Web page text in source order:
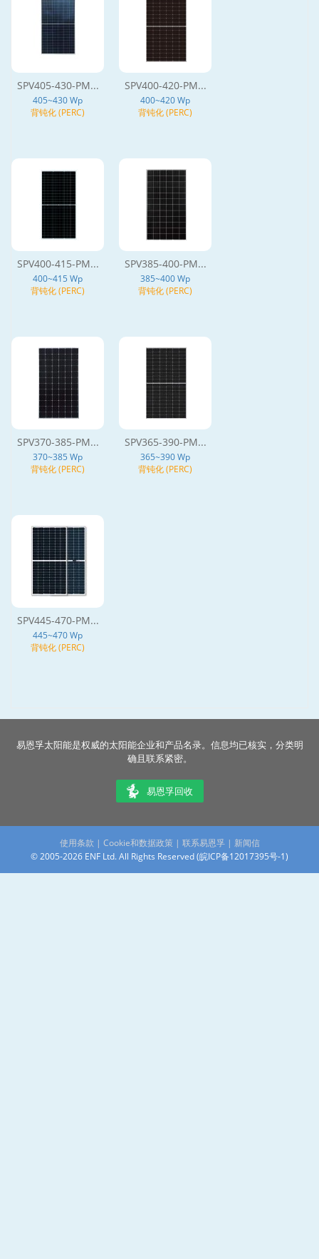
SPV405-430-PM...
405~430 Wp
背钝化 (PERC)
SPV400-420-PM...
400~420 Wp
背钝化 (PERC)
SPV400-415-PM...
400~415 Wp
背钝化 (PERC)
SPV385-400-PM...
385~400 Wp
背钝化 (PERC)
SPV370-385-PM...
370~385 Wp
背钝化 (PERC)
SPV365-390-PM...
365~390 Wp
背钝化 (PERC)
SPV445-470-PM...
445~470 Wp
背钝化 (PERC)
易恩孚太阳能是权威的太阳能企业和产品名录。信息均已核实，分类明
确且联系紧密。
易恩孚回收
使用条款 | Cookie和数据政策| 联系易恩孚 | 新闻信
© 2005-2026 ENF Ltd. All Rights Reserved (皖ICP备12017395号-1)